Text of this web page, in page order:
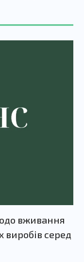
вживання
виробів серед